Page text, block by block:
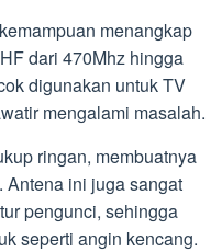
menangkap
dari 470Mhz hingga
digunakan untuk TV
mengalami masalah.
ringan, membuatnya
Antena ini juga sangat
pengunci, sehingga
seperti angin kencang.